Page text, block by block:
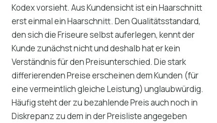
Kodex vorsieht. Aus Kundensicht ist ein Haarschnitt
erst einmal ein Haarschnitt. Den Qualitätsstandard,
den sich die Friseure selbst auferlegen, kennt der
Kunde zunächst nicht und deshalb hat er kein
Verständnis für den Preisunterschied. Die stark
differierenden Preise erscheinen dem Kunden (für
eine vermeintlich gleiche Leistung) unglaubwürdig.
Häufig steht der zu bezahlende Preis auch noch in
Diskrepanz zu dem in der Preisliste angegeben